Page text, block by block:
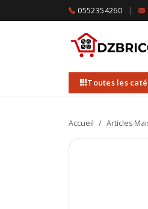
0552354260 |
Toutes les
Accueil / Articles